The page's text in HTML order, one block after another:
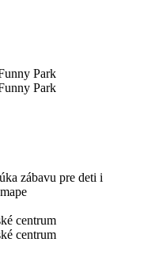
zábavu pre deti i